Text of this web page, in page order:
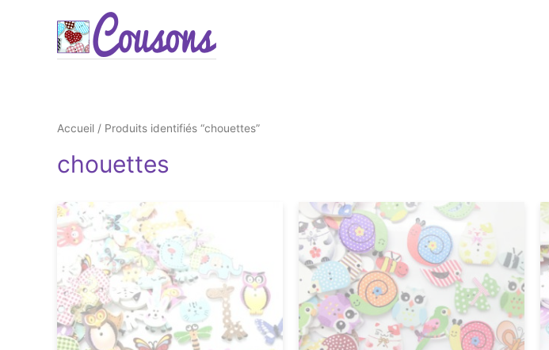
Accueil / Produits identifiés “chouettes”
chouettes